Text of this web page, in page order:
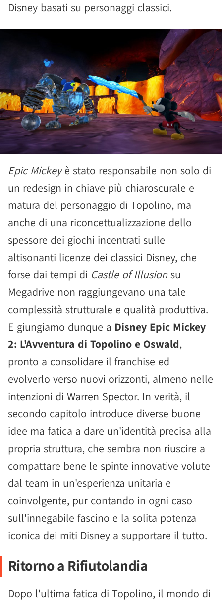
Disney basati su personaggi classici.
Epic Mickeyè stato responsabile non solo di
un redesign in chiave più chiaroscurale e
matura del personaggio di Topolino, ma
anche di una riconcettualizzazione dello
spessore dei giochi incentrati sulle
altisonanti licenze dei classici Disney, che
forse dai tempi di Castle of Illusionsu
Megadrive non raggiungevano una tale
complessità strutturale e qualità produttiva.
E giungiamo dunque a Disney Epic Mickey
2: L'Avventura di Topolino e Oswald,
pronto a consolidare il franchise ed
evolverlo verso nuovi orizzonti, almeno nelle
intenzioni di Warren Spector. In verità, il
secondo capitolo introduce diverse buone
idee ma fatica a dare un'identità precisa alla
propria struttura, che sembra non riuscire a
compattare bene le spinte innovative volute
dal team in un'esperienza unitaria e
coinvolgente, pur contando in ogni caso
sull'innegabile fascino e la solita potenza
iconica dei miti Disney a supportare il tutto.
Ritorno a Rifiutolandia
Dopo l'ultima fatica di Topolino, il mondo di